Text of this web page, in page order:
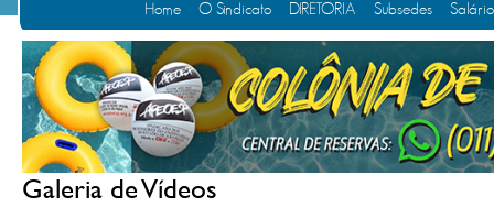
Home O Sindicato DIRETORIA Subsedes
Galeria de Vídeos